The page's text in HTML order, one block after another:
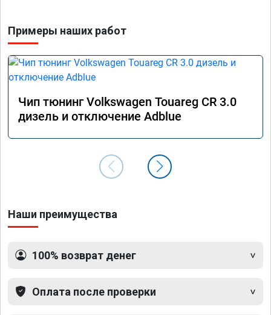
Примеры наших работ
Чип тюнинг Volkswagen Touareg CR 3.0
дизель и отключение Adblue
Наши преимущества
100% возврат денег
Оплата после проверки